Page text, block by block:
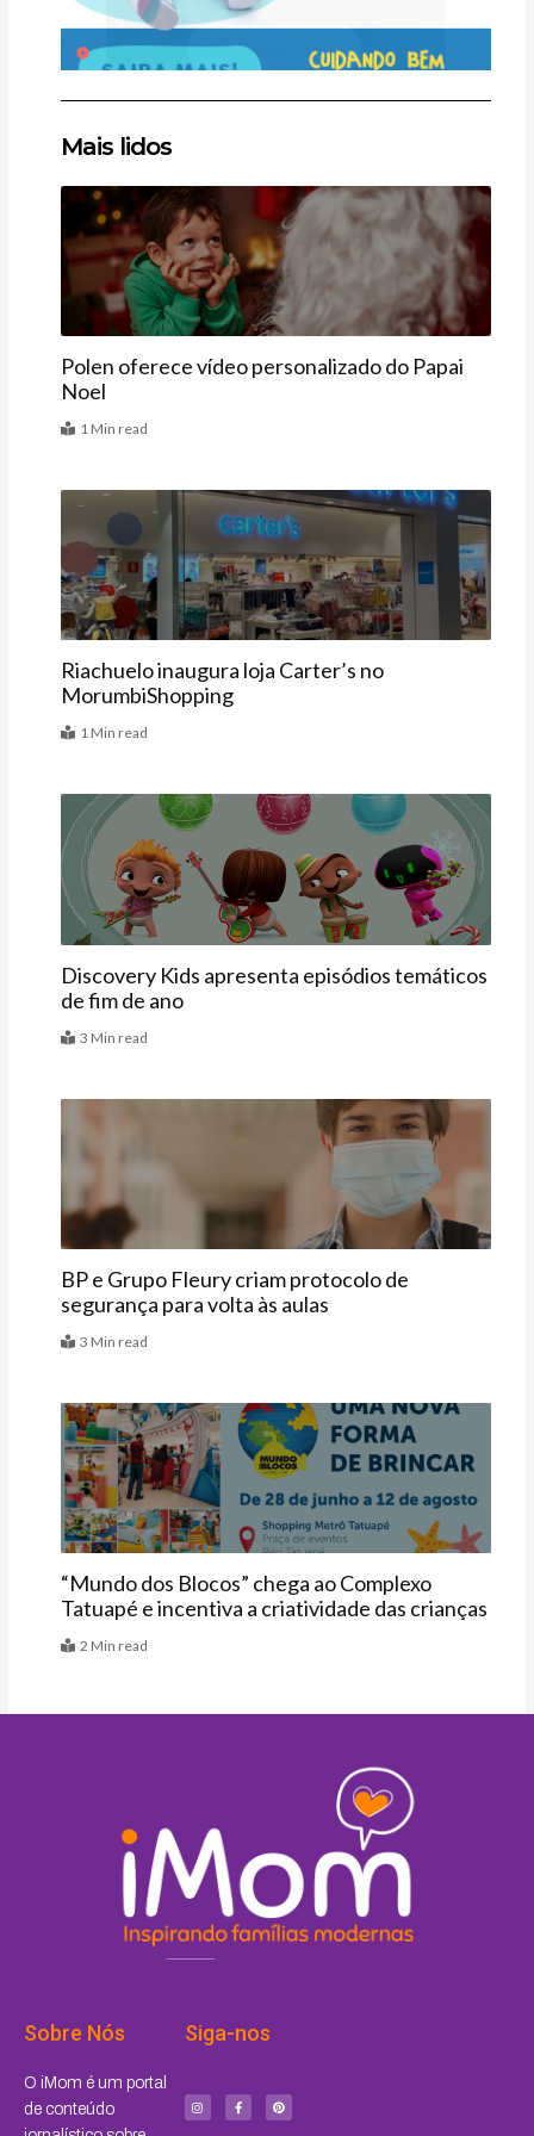
aqui
aqui
aqui
Mais lidos
Últimas
Polen oferece vídeo personalizado do Papai
Noel
1 Min read
Últimas
Riachuelo inaugura loja Carter’s no
MorumbiShopping
1 Min read
Agenda
Discovery Kids apresenta episódios temáticos
de fim de ano
3 Min read
BP e Grupo Fleury criam protocolo de
segurança para volta às aulas
3 Min read
Agenda
“Mundo dos Blocos” chega ao Complexo
Tatuapé e incentiva a criatividade das crianças
2 Min read
Sobre Nós
O iMom é um portal
de conteúdo
Siga-nos
s
t
a
c
e
b
n
t
e